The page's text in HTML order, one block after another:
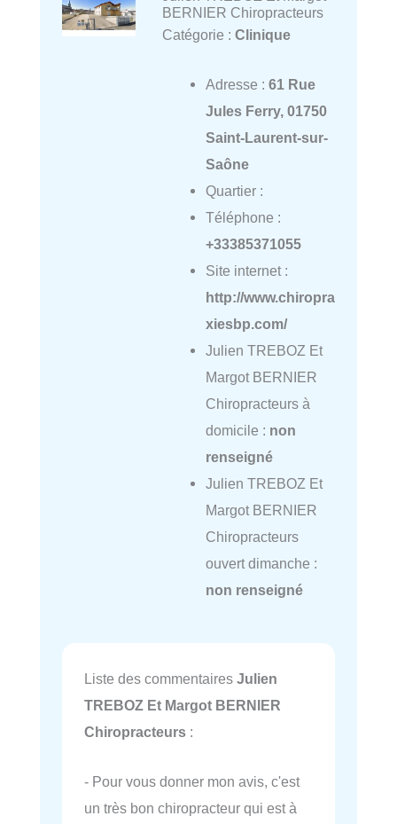
BERNIER Chiropracteurs
Catégorie : Clinique
Adresse : 61 Rue
Jules Ferry, 01750
Saint-Laurent-sur-
Saône
Quartier :
Téléphone :
+33385371055
Site internet :
http://www.chiropra
xiesbp.com/
Julien TREBOZ Et
Margot BERNIER
Chiropracteurs à
domicile : non
renseigné
Julien TREBOZ Et
Margot BERNIER
Chiropracteurs
ouvert dimanche :
non renseigné
Liste des commentaires Julien
TREBOZ Et Margot BERNIER
Chiropracteurs :
- Pour vous donner mon avis, c'est
un très bon chiropracteur qui est à